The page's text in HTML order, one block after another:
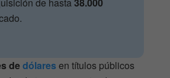
dedólares en títulos públicos